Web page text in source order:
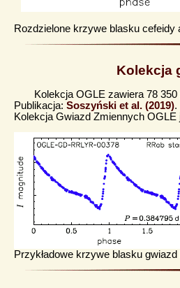
Rozdzielone krzywe blasku
Kolekcja
Kolekcja OGLE zawiera 78 350
Publikacja: Soszyński et al. (2019).
Kolekcja Gwiazd Zmiennych OGLE
Przykładowe krzywe blasku gwiazd